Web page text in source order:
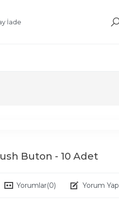
İade
Buton - 10 Adet
Yorumlar(0) Yorum Yap